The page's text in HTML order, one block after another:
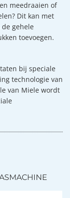
meedraaien of
Dit kan met
de gehele
toevoegen.
bij speciale
technologie van
van Miele wordt